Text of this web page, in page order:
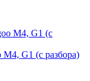
G1 (с разбора)